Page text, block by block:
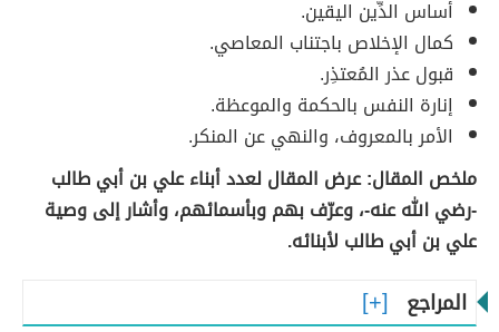
أساس الدِّين اليقين.
كمال الإخلاص باجتناب المعاصي.
قبول عذر المُعتذِر.
إنارة النفس بالحكمة والموعظة.
الأمر بالمعروف، والنهي عن المنكر.
ملخص المقال: عرض المقال لعدد أبناء علي بن أبي طالب
-رضي الله عنه-، وعرّف بهم وبأسمائهم، وأشار إلى وصية
علي بن أبي طالب لأبنائه.
المراجع